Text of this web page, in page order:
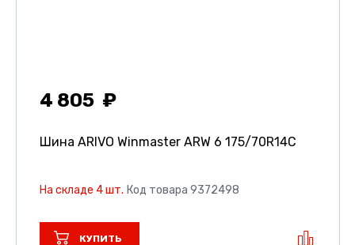
4 805
Шина ARIVO Winmaster ARW 6 175/70R14C
На складе 4 шт. Код товара 9372498
КУПИТЬ